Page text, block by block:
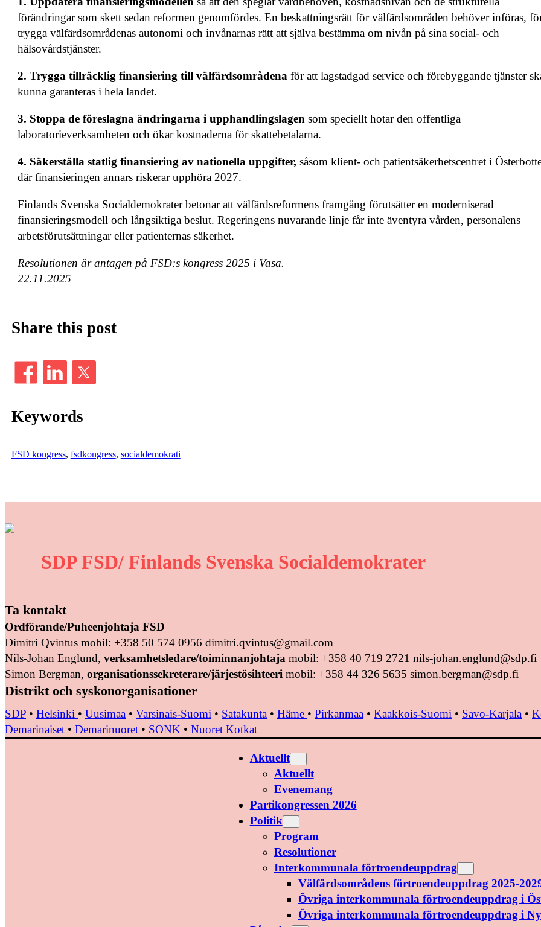
förändringar som skett sedan reformen genomfördes. En beskattningsrätt för välfärdsområden behöver införas,
trygga välfärdsområdenas autonomi och invånarnas rätt att själva bestämma om nivån på sina social- och
hälsovårdstjänster.
2. Trygga tillräcklig finansiering till välfärdsområdenaför att lagstadgad service och förebyggande tjänster
kunna garanteras i hela landet.
3. Stoppa de föreslagna ändringarna i upphandlingslagensom speciellt hotar den offentliga
laboratorieverksamheten och ökar kostnaderna för skattebetalarna.
4. Säkerställa statlig finansiering av nationella uppgifter,såsom klient- och patientsäkerhetscentret i
där finansieringen annars riskerar upphöra 2027.
Finlands Svenska Socialdemokrater betonar att välfärdsreformens framgång förutsätter en moderniserad
finansieringsmodell och långsiktiga beslut. Regeringens nuvarande linje får inte äventyra vården, personalens
arbetsförutsättningar eller patienternas säkerhet.
Resolutionen är antagen på FSD:s kongress 2025 i Vasa.
22.11.2025
Share this post
Keywords
FSD kongress, fsdkongress, socialdemokrati
SDP FSD/ Finlands Svenska Socialdemokrater
Ta kontakt
Ordförande/Puheenjohtaja FSD
Dimitri Qvintus mobil: +358 50 574 0956 dimitri.qvintus@gmail.com
Nils-Johan Englund, verksamhetsledare/toiminnanjohtaja mobil: +358 40 719 2721 nils-johan.englund@sdp.fi
Simon Bergman, organisationssekreterare/järjestösihteeri mobil: +358 44 326 5635 simon.bergman@sdp.fi
Distrikt och syskonorganisationer
SDP • Helsinki • Uusimaa • Varsinais-Suomi • Satakunta • Häme • Pirkanmaa • Kaakkois-Suomi • Savo-Karjala •
Demarinaiset • Demarinuoret • SONK • Nuoret Kotkat
Aktuellt
Aktuellt
Evenemang
Partikongressen 2026
Politik
Program
Resolutioner
Interkommunala förtroendeuppdrag
Välfärdsområdens förtroendeuppdrag 2025-
Övriga interkommunala förtroendeuppdrag i
Övriga interkommunala förtroendeuppdrag i